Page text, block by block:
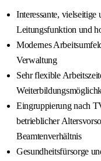
Interessante,
Leitungsfunktion und
Modernes
Verwaltung
Sehr flexible
Eingruppierung nach
betrieblicher
Beamtenverhältnis
Gesundheitsfürsorge